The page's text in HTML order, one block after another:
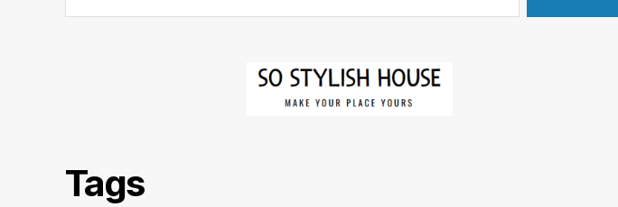
Tags